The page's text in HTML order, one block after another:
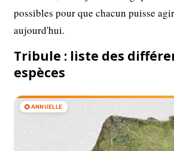
possibles pour que chacun puisse
aujourd'hui.
Tribule : liste des
espèces
🌻ANNUELLE